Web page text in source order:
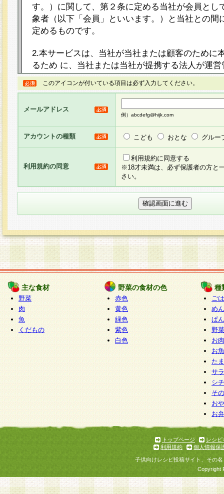
す。）に関して、第２条に定める当社が会員とし
象者（以下「会員」といいます。）と当社との間
定めるものです。
2.本サービスは、当社が当社または顧客のために
るため に、当社または当社が提携する法人が運
ト（以下「本サイト」といいます。）上に本サー
ージを設け、会員がアンケー ト調査に回答する
し、その結果を当社が集計・分析その他の利用を
るものです。なお、本サービスは、それぞれの目
員に対して本サービスの依頼を行うこともあり、
た全ての会員に対して本サービスの依頼をすると
りま す。
3.当社は、会員の事前の承諾を得ることなく、当
方 法・手段にて、本規約を任意に制定、変更ま
きるものとします。改定後の本規約等は、本規約
に掲示したときに、その 他の諸規定については
てその効力を生じるものとします。
4.本規約は、会員登録希望者による会員登録手続
の当社による会員登録の承認が完了した時点で会
たものとみなされ、会員に対して適用されるもの
5.当社がお聞きする個人情報は、すべて会員登録
で提 供いただいたものと考えております。従っ
自らの個人情報の提供を希望されない場合には、
をお預かりいたしません が、提供されないこと
商品やサービス等をご利用いただけない場合があ
了承ください。
6.当社は、お客様から当社が保有している個人情
加・ 利用停止等を求められた場合には、ご本人
て確認できた場合に限り、法令に準拠して合理的
いただきます。なお、開示 請求等の請求先は個
ります。
1.会員とは、本規約等を承諾のうえ、当社所定の
了し、当社が承認した者、グループとします。な
が以下に該当する場合は会員登録をすることがで
このアイコンが付いている項目は必ず入力してください。
メールアドレス
例）abcdefg@hijk.com
アカウントの種類 こども おとな グルー
利用規約の同意
利用規約に同意する
※18才未満は、必ず保護者の方と
さい。
主な食材
野菜
肉
魚
くだもの
野菜の食材の色
赤色
黄色
緑色
紫色
白色
種
ご
めん
ぱん
野
お
お
た
サ
シ
そ
お
お
トップページ
レシピ
利用規約
個人情報保
子供向けレシピ投稿サイト、その
Copyright